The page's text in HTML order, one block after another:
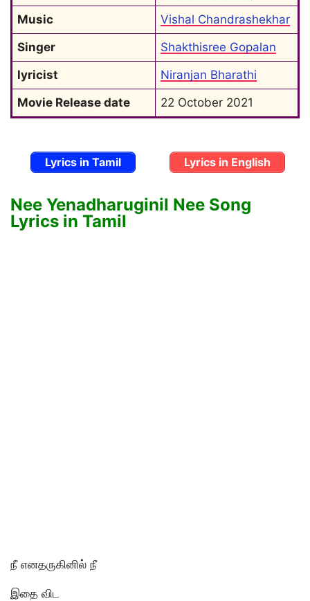
Music
Vishal Chandrashekhar
Singer
Shakthisree Gopalan
lyricist
Niranjan Bharathi
Movie Release date
22 October 2021
Lyrics in Tamil Lyrics in English
Nee Yenadharuginil Nee Song
Lyrics in Tamil
நீ எனதருகினில் நீ
இதை விட